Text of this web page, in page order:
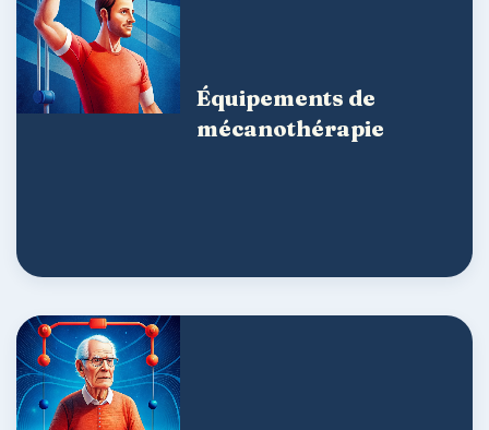
Équipements de
mécanothérapie